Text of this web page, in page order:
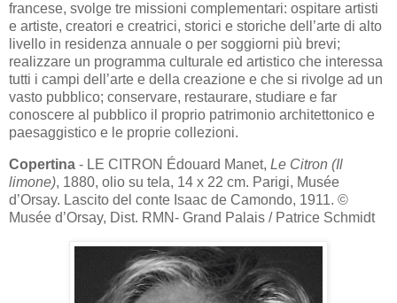
francese, svolge tre missioni complementari: ospitare artisti
e artiste, creatori e creatrici, storici e storiche dell’arte di alto
livello in residenza annuale o per soggiorni più brevi;
realizzare un programma culturale ed artistico che interessa
tutti i campi dell’arte e della creazione e che si rivolge ad un
vasto pubblico; conservare, restaurare, studiare e far
conoscere al pubblico il proprio patrimonio architettonico e
paesaggistico e le proprie collezioni.
Copertina - LE CITRON Édouard Manet, Le Citron (Il
limone), 1880, olio su tela, 14 x 22 cm. Parigi, Musée
d’Orsay. Lascito del conte Isaac de Camondo, 1911. ©
Musée d’Orsay, Dist. RMN- Grand Palais / Patrice Schmidt